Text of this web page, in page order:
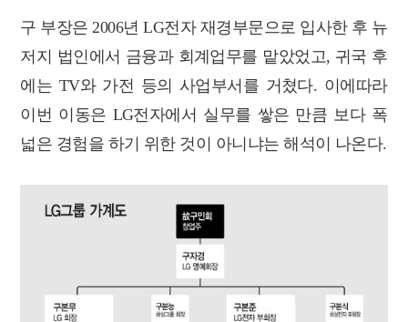
구 부장은 2006년 LG전자 재경부문으로 입사한 후 뉴
저지 법인에서 금융과 회계업무를 맡았었고, 귀국 후
에는 TV와 가전 등의 사업부서를 거쳤다. 이에따라
이번 이동은 LG전자에서 실무를 쌓은 만큼 보다 폭
넓은 경험을 하기 위한 것이 아니냐는 해석이 나온다.